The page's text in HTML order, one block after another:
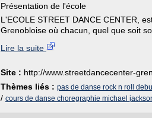
Présentation de l'école
L'ECOLE STREET DANCE CENTER,
Grenobloise où chacun, quel que soit
Lire la suite
Site : http://www.streetdancecenter-
Thèmes liés : pas de danse rock n roll
/ cours de danse choregraphie michael